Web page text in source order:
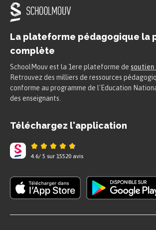
La plateforme pédagogique la
complète
SchoolMouv est la 1ere plateforme de soutien
Retrouvez des milliers de ressources
conforme au programme de l'Education
des enseignants.
Téléchargez l'application
4.6/ 5 sur 15520 avis